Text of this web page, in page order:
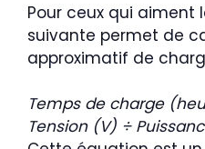
Pour ceux qui aiment
suivante permet de
approximatif de
Temps de charge
Tension (V) ÷